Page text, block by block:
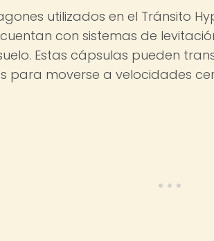
utilizados en el Tránsito
con sistemas de
Estas cápsulas pueden
para moverse a velocidades